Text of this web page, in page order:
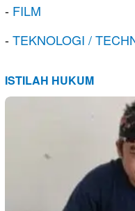
- FILM
-TEKNOLOGI /
ISTILAH HUKUM